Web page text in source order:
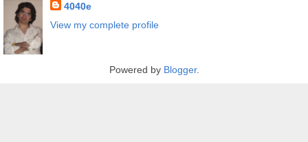
4040e
View my complete profile
Powered by Blogger.